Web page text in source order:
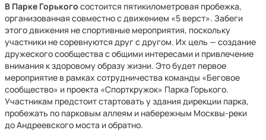
В Парке Горького состоится пятикилометровая пробежка,
организованная совместно с движением «5 верст». Забеги
этого движения не спортивные мероприятия, поскольку
участники не соревнуются друг с другом. Их цель — создание
дружеского сообщества с общими интересами и привлечение
внимания к здоровому образу жизни. Это будет первое
мероприятие в рамках сотрудничества команды «Беговое
сообщество» и проекта «Спорткружок» Парка Горького.
Участникам предстоит стартовать у здания дирекции парка,
пробежать по парковым аллеям и набережным Москвы-реки
до Андреевского моста и обратно.